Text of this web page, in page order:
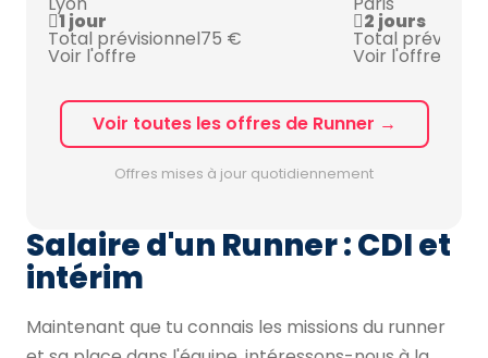
1 jour
Total prévisionnel75 €
Voir l'offre
2 jours
Total
Voir l'offre
Voir toutes les offres de Runner →
Offres mises à jour quotidiennement
Salaire d'un Runner : CDI et
intérim
Maintenant que tu connais les missions du runner